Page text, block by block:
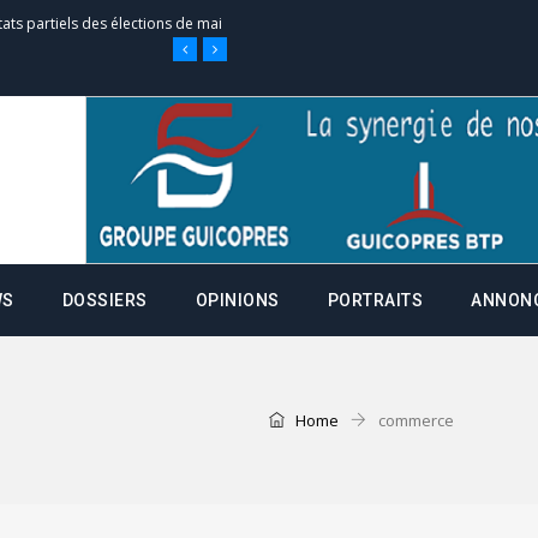
joignable au 105, ouvert
campagnes ce jeudi 28 mai à
de la fiche de procuration
Administratives de
de serment et à une
DOSSIERS OPINIONS PORTRAITS
Home commerce